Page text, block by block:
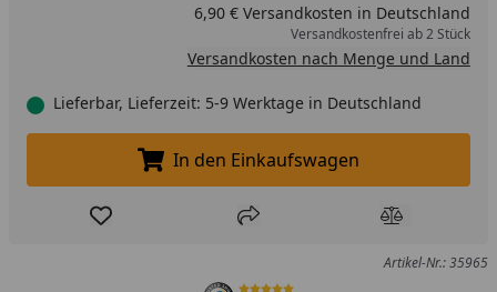
6,90 € Versandkosten in Deutschland
Versandkostenfrei ab 2 Stück
Versandkosten nach Menge und Land
Lieferbar, Lieferzeit: 5-9 Werktage in Deutschland
In den Einkaufswagen legen
In den Einkaufswagen
Produkt zur Wunschliste hinzufügen
Teilen Produkt
Artikel-Nr.: 35965